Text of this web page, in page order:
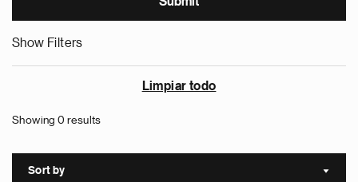
Show Filters
Limpiar todo
Showing 0 results
Sort by Sort